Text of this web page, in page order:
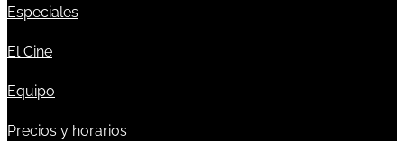
Especiales
El Cine
Equipo
Precios y horarios